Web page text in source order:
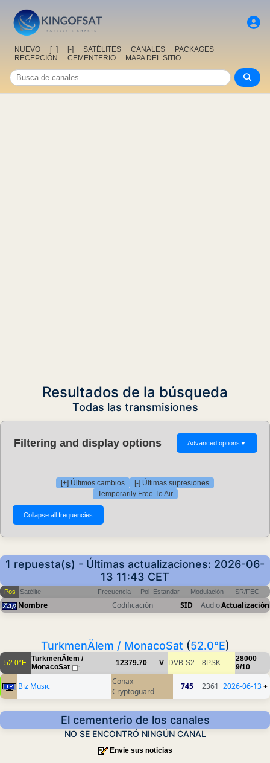
NUEVO [+] [-] SATÉLITES CANALES
PACKAGES
RECEPCIÓN
CEMENTERIO MAPA DEL SITIO
Resultados de la búsqueda
Todas las transmisiones
Filtering and display options Advanced options ▼
[+] Últimos cambios
[-] Últimas supresiones
Temporarily Free To Air
1 repuesta(s) - Últimas actualizaciones: 2026-06-
13 11:43 CET
Pos Satélite Frecuencia Pol Estandar Modulación SR/FEC
Nombre Codificación SID AudioActualización
TurkmenÄlem / MonacoSat (52.0°E)
52.0°E TurkmenÄlem /
MonacoSat
1
12379.70 V DVB-S2 8PSK
28000
9/10
Biz Music
Conax
Cryptoguard
745 2361 2026-06-13+
El cementerio de los canales
NO SE ENCONTRÓ NINGÚN CANAL
Envie sus noticias